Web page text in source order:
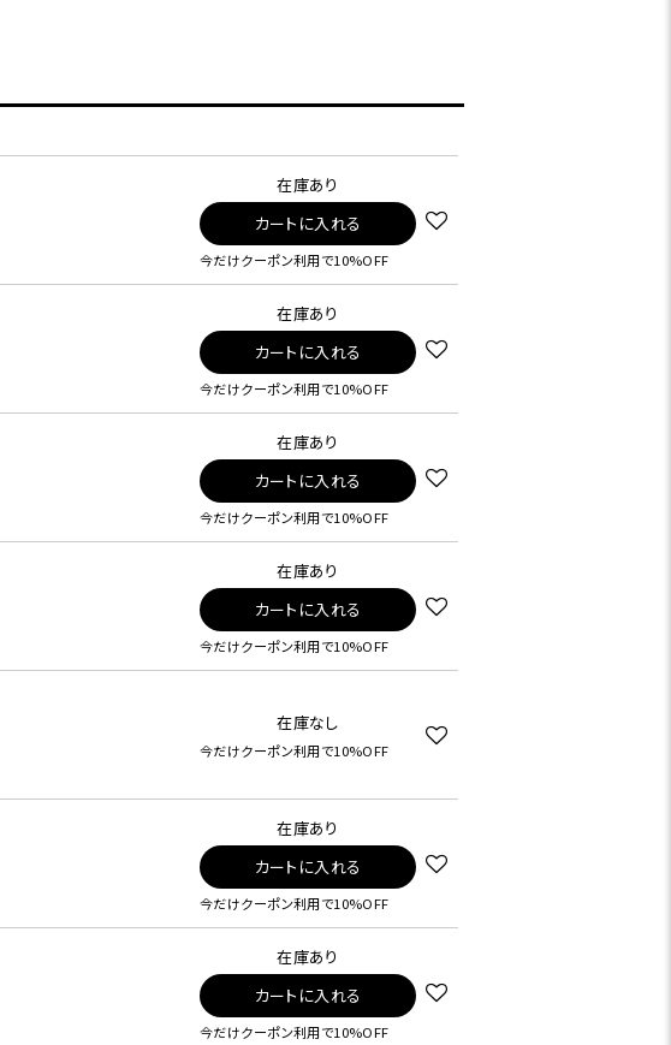
在庫あり
カートに入れる
今だけクーポン利用で10%OFF
在庫あり
カートに入れる
今だけクーポン利用で10%OFF
在庫あり
カートに入れる
今だけクーポン利用で10%OFF
在庫あり
カートに入れる
今だけクーポン利用で10%OFF
在庫なし
今だけクーポン利用で10%OFF
在庫あり
カートに入れる
今だけクーポン利用で10%OFF
在庫あり
カートに入れる
今だけクーポン利用で10%OFF